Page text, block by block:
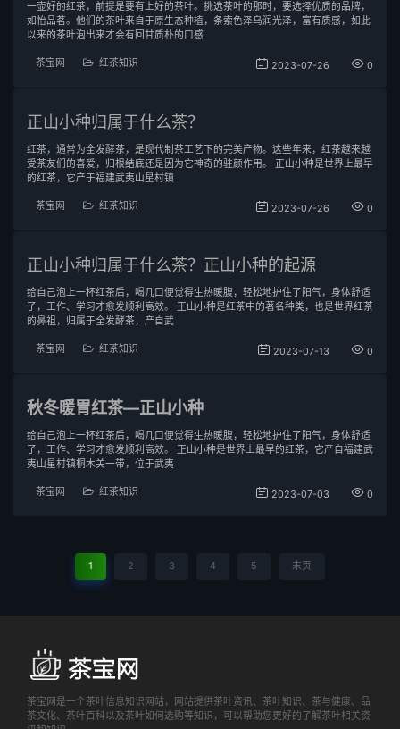
一壶好的红茶，前提是要有上好的茶叶。挑选茶叶的那时，要选择优质的品牌，
如怡品茗。他们的茶叶来自于原生态种植，条索色泽乌润光泽，富有质感，如此
以来的茶叶泡出来才会有回甘质朴的口感
茶宝网 红茶知识 2023-07-26 0
正山小种归属于什么茶？
红茶，通常为全发酵茶，是现代制茶工艺下的完美产物。这些年来，红茶越来越
受茶友们的喜爱，归根结底还是因为它神奇的驻颜作用。 正山小种是世界上最早
的红茶，它产于福建武夷山星村镇
茶宝网 红茶知识 2023-07-26 0
正山小种归属于什么茶？正山小种的起源
给自己泡上一杯红茶后，喝几口便觉得生热暖腹，轻松地护住了阳气，身体舒适
了，工作、学习才愈发顺利高效。 正山小种是红茶中的著名种类，也是世界红茶
的鼻祖，归属于全发酵茶，产自武
茶宝网 红茶知识 2023-07-13 0
秋冬暖胃红茶—正山小种
给自己泡上一杯红茶后，喝几口便觉得生热暖腹，轻松地护住了阳气，身体舒适
了，工作、学习才愈发顺利高效。 正山小种是世界上最早的红茶，它产自福建武
夷山星村镇桐木关一带，位于武夷
茶宝网 红茶知识 2023-07-03 0
1 2 3 4 5 末页
茶宝网是一个茶叶信息知识网站，网站提供茶叶资讯、茶叶知识、茶与健康、品
茶文化、茶叶百科以及茶叶如何选购等知识，可以帮助您更好的了解茶叶相关资